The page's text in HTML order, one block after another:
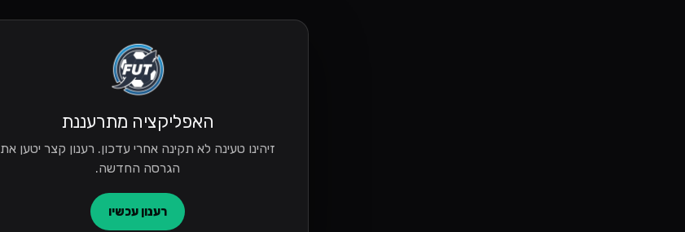
האפליקציה מתרעננת
זיהינו טעינה לא תקינה אחרי עדכון. רענון קצר יטען את
הגרסה החדשה.
רענון עכשיו